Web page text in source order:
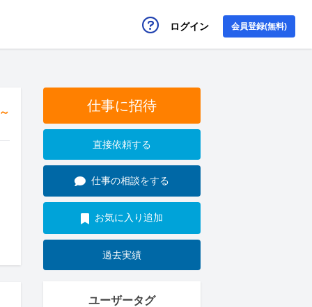
ログイン 会員登録(無料)
仕事に招待
直接依頼する
仕事の相談をする
お気に入り追加
過去実績
ユーザータグ